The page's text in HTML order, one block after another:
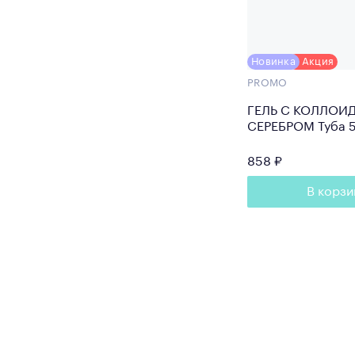
Новинка Акция
PROMO
ГЕЛЬ С
СЕРЕБРОМ Туба
858 ₽
В